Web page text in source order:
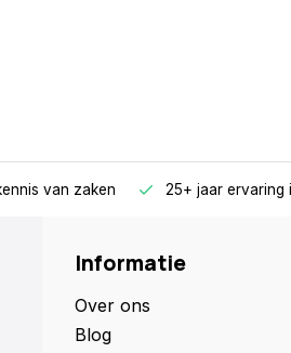
van zaken 25+ jaar ervaring
Informatie
Over ons
Blog